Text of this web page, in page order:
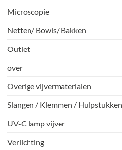
Microscopie
Netten/ Bowls/ Bakken
Outlet
over
Overige vijvermaterialen
Slangen / Klemmen / Hulpstukken
UV-C lamp vijver
Verlichting